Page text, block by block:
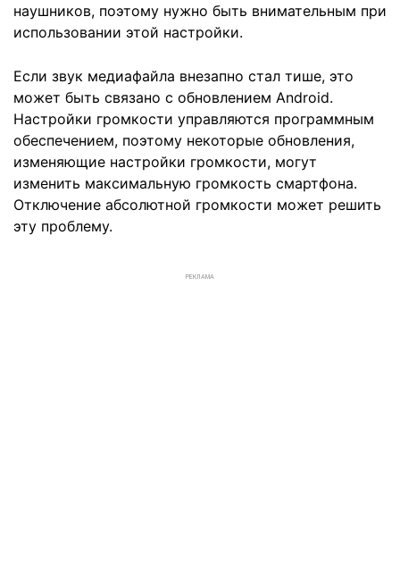
наушников, поэтому нужно быть внимательным при
использовании этой настройки.
Если звук медиафайла внезапно стал тише, это
может быть связано с обновлением Android.
Настройки громкости управляются программным
обеспечением, поэтому некоторые обновления,
изменяющие настройки громкости, могут
изменить максимальную громкость смартфона.
Отключение абсолютной громкости может решить
эту проблему.
РЕКЛАМА